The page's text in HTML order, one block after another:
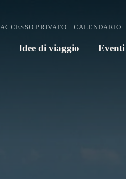
ACCESSO PRIVATO CALENDARIO
Idee di viaggio Eventi